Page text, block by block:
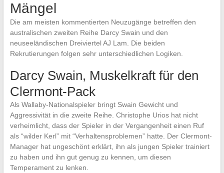
Mängel
Die am meisten kommentierten Neuzugänge betreffen den
australischen zweiten Reihe Darcy Swain und den
neuseeländischen Dreiviertel AJ Lam. Die beiden
Rekrutierungen folgen sehr unterschiedlichen Logiken.
Darcy Swain, Muskelkraft für den
Clermont-Pack
Als Wallaby-Nationalspieler bringt Swain Gewicht und
Aggressivität in die zweite Reihe. Christophe Urios hat nicht
verheimlicht, dass der Spieler in der Vergangenheit einen Ruf
als “wilder Kerl” mit “Verhaltensproblemen” hatte. Der Clermont-
Manager hat ungeschönt erklärt, ihn als jungen Spieler trainiert
zu haben und ihn gut genug zu kennen, um diesen
Temperament zu lenken.